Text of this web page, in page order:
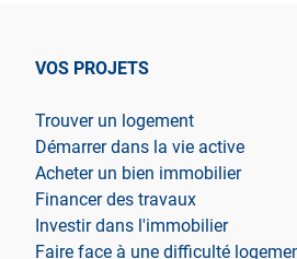
VOS PROJETS
Trouver un logement
Démarrer dans la vie active
Acheter un bien immobilier
Financer des travaux
Investir dans l'immobilier
Faire face à une difficulté